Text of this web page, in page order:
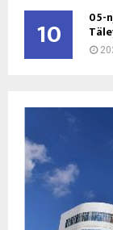
10 05-